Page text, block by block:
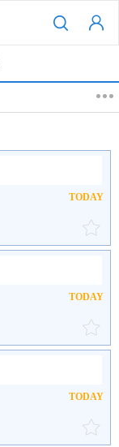
TODAY
TODAY
TODAY